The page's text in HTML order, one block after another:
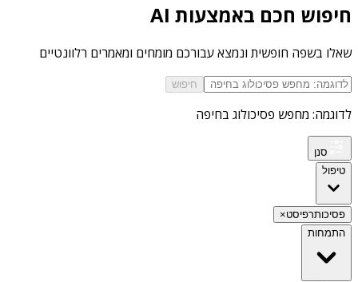
חיפוש חכם באמצעות AI
שאלו בשפה חופשית ונמצא עבורכם מומחים ומאמרים רלוונטיים
חיפוש
לדוגמה: מחפש פסיכולוג בחיפה
סנן
טיפול
פסיכותרפיסט×
התמחות